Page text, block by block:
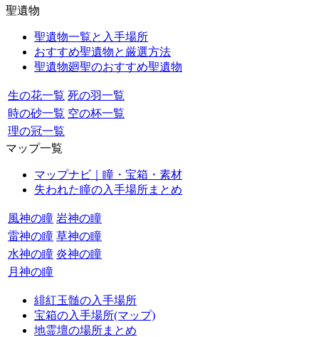
聖遺物
聖遺物一覧と入手場所
おすすめ聖遺物と厳選方法
聖遺物廻聖のおすすめ聖遺物
生の花一覧 死の羽一覧
時の砂一覧 空の杯一覧
理の冠一覧
マップ一覧
マップナビ｜瞳・宝箱・素材
失われた瞳の入手場所まとめ
風神の瞳 岩神の瞳
雷神の瞳 草神の瞳
水神の瞳 炎神の瞳
月神の瞳
緋紅玉髄の入手場所
宝箱の入手場所(マップ)
地霊壇の場所まとめ